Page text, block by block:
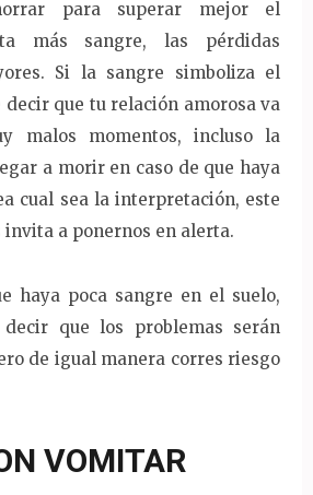
para superar mejor el
más sangre, las pérdidas
Si la sangre simboliza el
decir que tu relación amorosa va
malos momentos, incluso la
a morir en caso de que haya
cual sea la interpretación, este
invita a ponernos en alerta.
haya poca sangre en el suelo,
decir que los problemas serán
de igual manera corres riesgo
VOMITAR